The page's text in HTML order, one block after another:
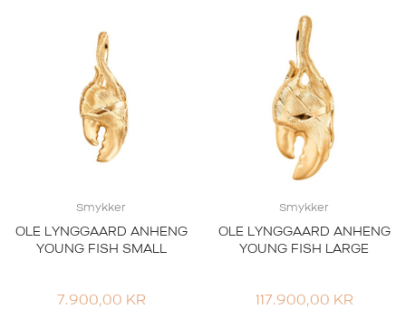
Smykker
OLE LYNGGAARD ANHENG
YOUNG FISH SMALL
7.900,00 KR
Smykker
OLE LYNGGAARD ANHENG
YOUNG FISH LARGE
117.900,00 KR